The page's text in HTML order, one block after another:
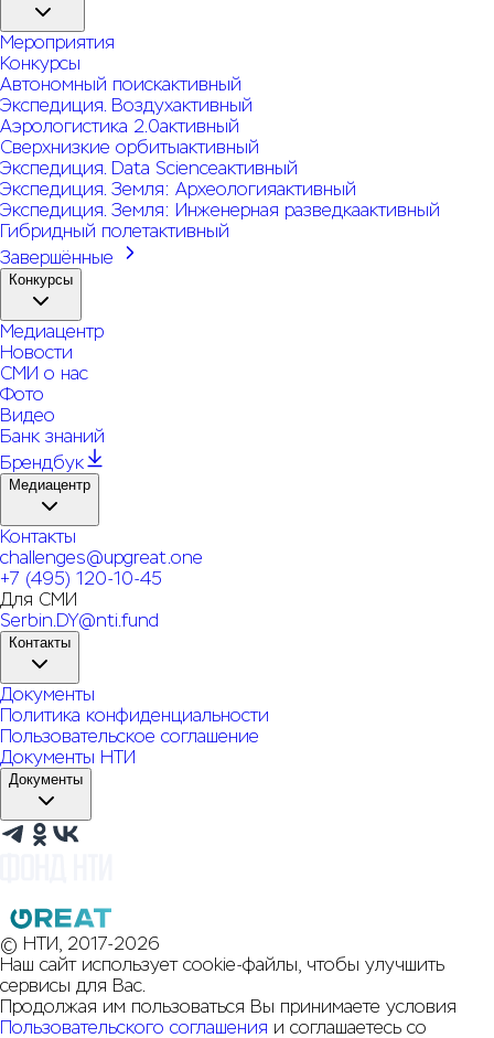
Мероприятия
Конкурсы
Автономный поискактивный
Экспедиция. Воздухактивный
Аэрологистика 2.0активный
Сверхнизкие орбитыактивный
Экспедиция. Data Scienceактивный
Экспедиция. Земля: Археологияактивный
Экспедиция. Земля: Инженерная разведкаактивный
Гибридный полетактивный
Завершённые
Конкурсы
Медиацентр
Новости
СМИ о нас
Фото
Видео
Банк знаний
Брендбук
Медиацентр
Контакты
challenges@upgreat.one
+7 (495) 120-10-45
Для СМИ
Serbin.DY@nti.fund
Контакты
Документы
Политика конфиденциальности
Пользовательское соглашение
Документы НТИ
Документы
© НТИ, 2017-2026
Наш сайт использует cookie-файлы, чтобы улучшить
сервисы для Вас.
Продолжая им пользоваться Вы принимаете условия
Пользовательского соглашения и соглашаетесь со